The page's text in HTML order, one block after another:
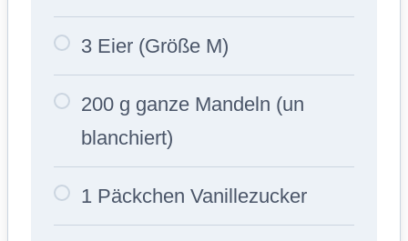
3 Eier (Größe M)
200 g ganze Mandeln (un
blanchiert)
1 Päckchen Vanillezucker